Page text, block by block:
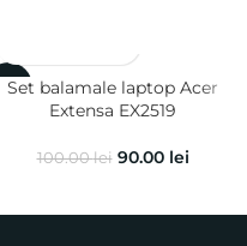
-10%
Set balamale laptop Acer
Extensa EX2519
100.00lei 90.00 lei